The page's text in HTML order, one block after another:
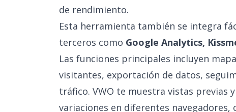
de rendimiento.
Esta herramienta también se integra
terceros como Google Analytics,
Las funciones principales incluyen
visitantes, exportación de datos,
tráfico. VWO te muestra vistas previas
variaciones en diferentes